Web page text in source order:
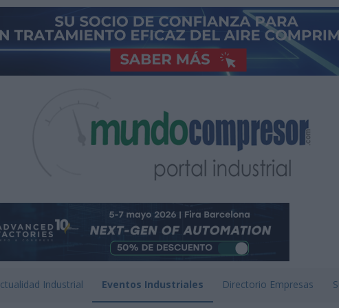
Industrial Eventos Industriales Directorio Empresas